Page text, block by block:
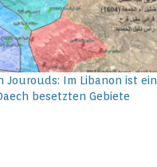
Jourouds: Im Libanon ist ein
besetzten Gebiete